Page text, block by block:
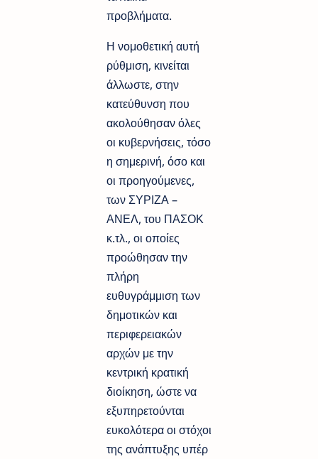
προβλήματα.
Η νομοθετική αυτή
ρύθμιση, κινείται
άλλωστε, στην
κατεύθυνση που
ακολούθησαν όλες
οι κυβερνήσεις, τόσο
η σημερινή, όσο και
οι προηγούμενες,
των ΣΥΡΙΖΑ –
ΑΝΕΛ, του ΠΑΣΟΚ
κ.τλ., οι οποίες
προώθησαν την
πλήρη
ευθυγράμμιση των
δημοτικών και
περιφερειακών
αρχών με την
κεντρική κρατική
διοίκηση, ώστε να
εξυπηρετούνται
ευκολότερα οι στόχοι
της ανάπτυξης υπέρ